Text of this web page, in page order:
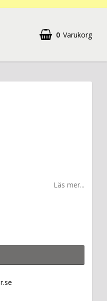
0 Varukorg
Läs mer...